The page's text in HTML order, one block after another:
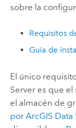
sobre la
Requisitos
Guía de
El único
Serveres que el
el almacén de
por ArcGIS Data